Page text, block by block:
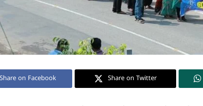
Share on Facebook Share on Twitter